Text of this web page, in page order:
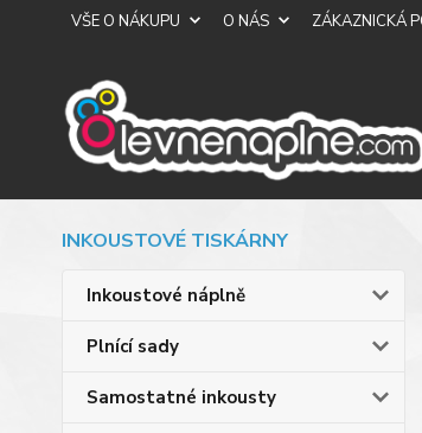
VŠE O NÁKUPU O NÁS ZÁKAZNICKÁ
INKOUSTOVÉ TISKÁRNY
Inkoustové náplně
Plnící sady
Samostatné inkousty